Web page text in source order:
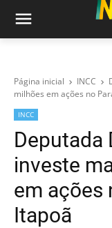
Página inicial INCC
milhões em ações no
INCC
Deputada
investe
em ações
Itapoã